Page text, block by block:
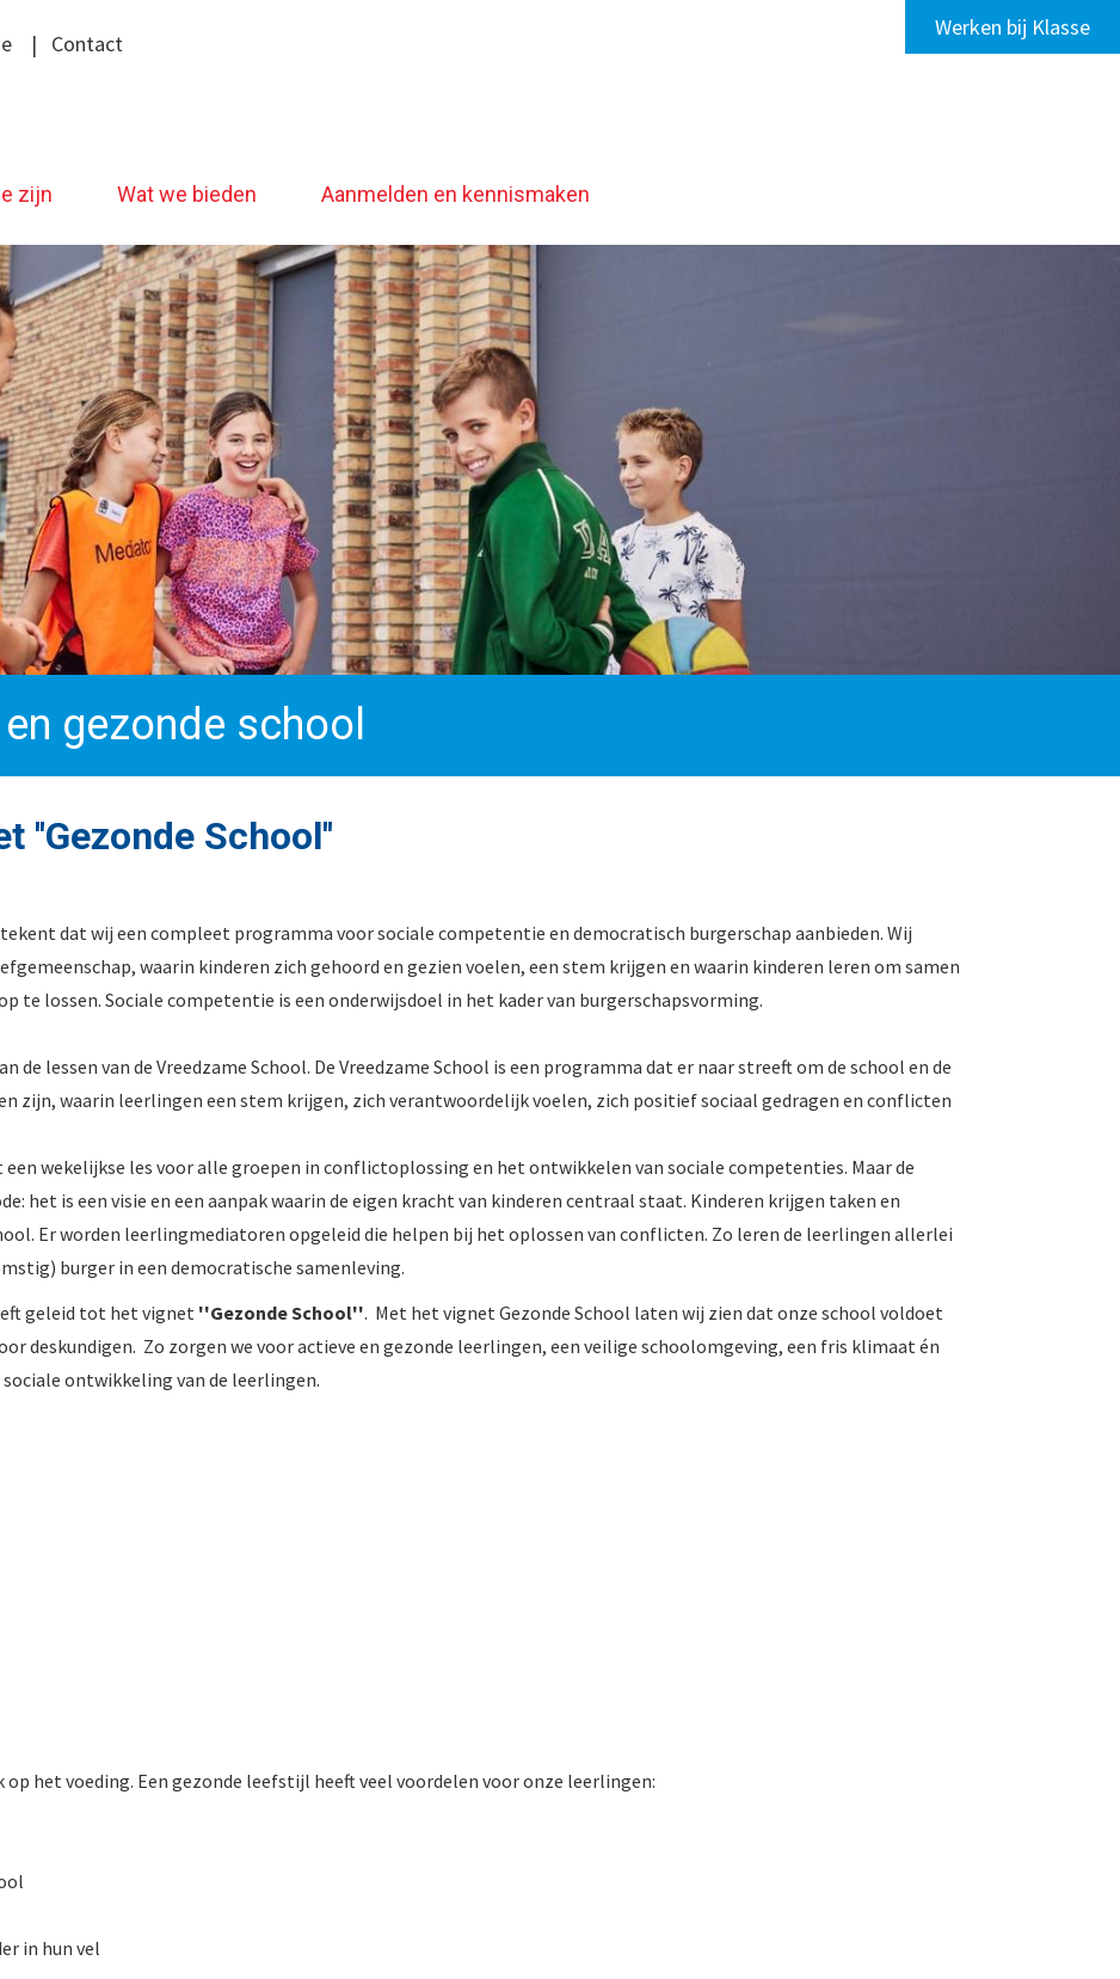
Werken bij Klasse
| Contact
zijn Wat we bieden Aanmelden en kennismaken
gezonde school
''Gezonde School''
dat wij een compleet programma voor sociale competentie en democratisch burgerschap aanbieden. Wij
waarin kinderen zich gehoord en gezien voelen, een stem krijgen en waarin kinderen leren om samen
te lossen. Sociale competentie is een onderwijsdoel in het kader van burgerschapsvorming.
de lessen van de Vreedzame School. De Vreedzame School is een programma dat er naar streeft om de school en de
zijn, waarin leerlingen een stem krijgen, zich verantwoordelijk voelen, zich positief sociaal gedragen en conflicten
een wekelijkse les voor alle groepen in conflictoplossing en het ontwikkelen van sociale competenties. Maar de
het is een visie en een aanpak waarin de eigen kracht van kinderen centraal staat. Kinderen krijgen taken en
Er worden leerlingmediatoren opgeleid die helpen bij het oplossen van conflicten. Zo leren de leerlingen allerlei
burger in een democratische samenleving.
geleid tot het vignet ''Gezonde School''. Met het vignet Gezonde School laten wij zien dat onze school voldoet
deskundigen. Zo zorgen we voor actieve en gezonde leerlingen, een veilige schoolomgeving, een fris klimaat én
ontwikkeling van de leerlingen.
op het voeding. Een gezonde leefstijl heeft veel voordelen voor onze leerlingen:
in hun vel